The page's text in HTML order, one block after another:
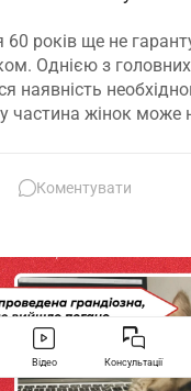
60 років ще не
Однією з
наявність
частина жінок може
– розглянуто в
Коментувати
Відео Консультації